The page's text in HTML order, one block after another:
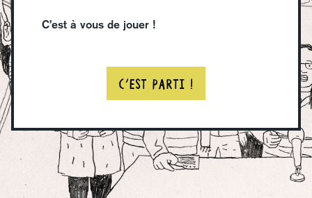
C’est à vous de jouer !
C'est parti !